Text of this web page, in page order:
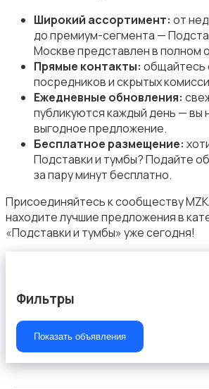
Сад и огород
Садовая мебель
Текстиль и ковры
Широкий ассортимент: от
до премиум-сегмента —
Москве представлен в полном
Прямые контакты: общайтесь
посредников и скрытых
Ежедневные обновления:
публикуются каждый день — вы
выгодное предложение.
Бесплатное размещение:
Подставки и тумбы? Подайте
за пару минут бесплатно.
Присоединяйтесь к сообществу
находите лучшие предложения в
«Подставки и тумбы» уже сегодня!
Фильтры
Показать объявления